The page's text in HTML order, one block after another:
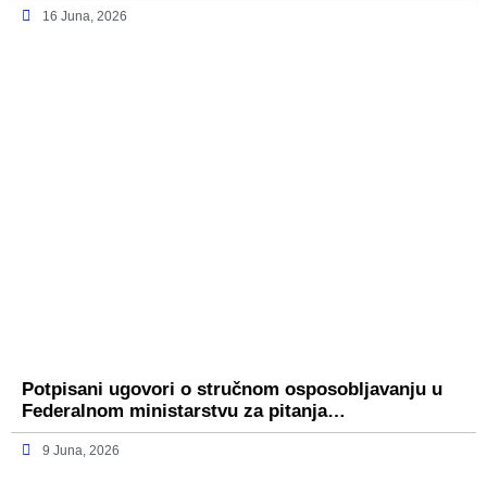
16 Juna, 2026
Potpisani ugovori o stručnom osposobljavanju u
Federalnom ministarstvu za pitanja…
9 Juna, 2026